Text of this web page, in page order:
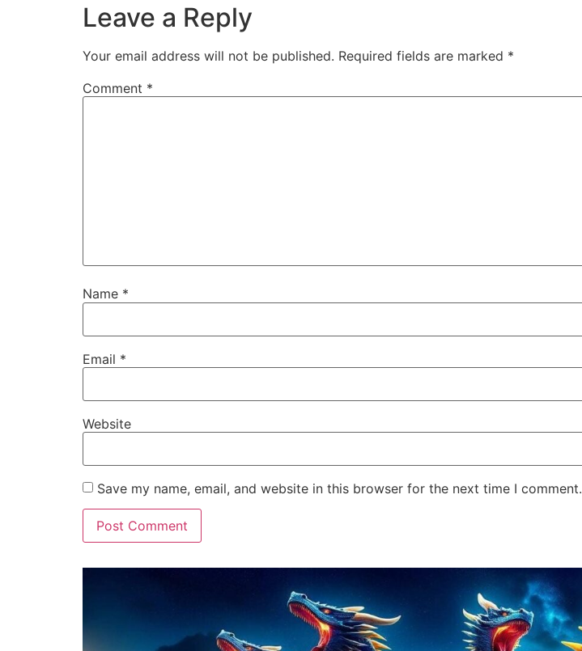
Leave a Reply
Your email address will not be published. Required fields are marked *
Comment *
Name *
Email *
Website
Save my name, email, and website in this browser for the next time I comment.